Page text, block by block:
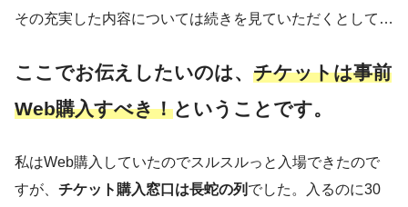
その充実した内容については続きを見ていただくとして…
ここでお伝えしたいのは、 チケットは事前
Web購入すべき！ということです。
私はWeb購入していたのでスルスルっと入場できたので
すが、 チケット購入窓口は長蛇の列 でした。入るのに30